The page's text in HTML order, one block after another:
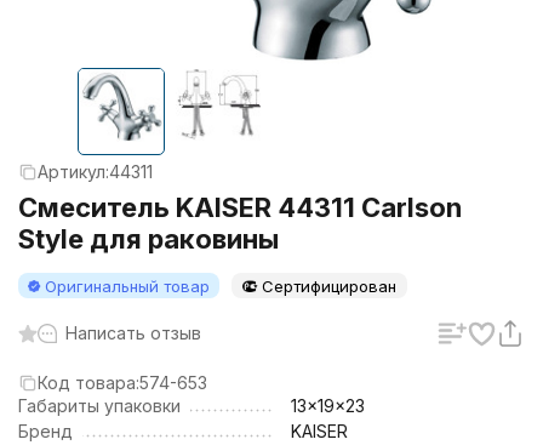
Артикул:44311
Смеситель KAISER 44311 Carlson
Style для раковины
Оригинальный товар Сертифицирован
Написать отзыв
Код товара:574-653
Габариты упаковки
13x19x23
Бренд
KAISER